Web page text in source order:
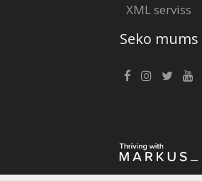
XML serviss
Seko mums